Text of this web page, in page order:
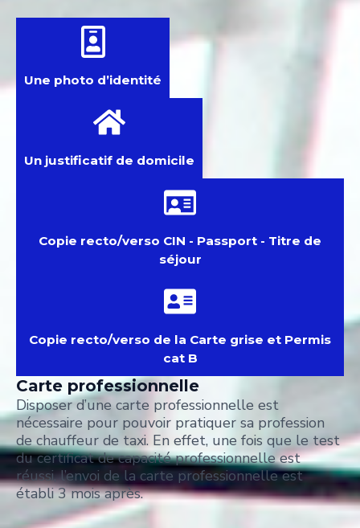
Une photo d’identité
Un justificatif de domicile
Copie recto/verso CIN - Passport - Titre de
séjour
Copie recto/verso de la Carte grise et Permis
cat B
Carte professionnelle
Disposer d’une carte professionnelle est
nécessaire pour pouvoir pratiquer sa profession
de chauffeur de taxi. En effet, une fois que le test
du certificat de capacité professionnelle est
réussi, l’envoi de la carte professionnelle est
établi 3 mois après.